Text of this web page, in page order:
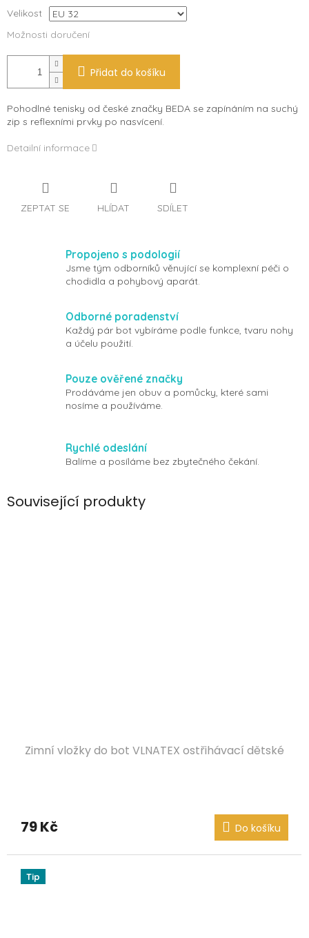
Velikost
Možnosti doručení
Přidat do košíku
Pohodlné tenisky od české značky BEDA se zapínáním na suchý
zip s reflexními prvky po nasvícení.
Detailní informace
ZEPTAT SE HLÍDAT SDÍLET
Propojeno s podologií
Jsme tým odborníků věnující se komplexní péči o
chodidla a pohybový aparát.
Odborné poradenství
Každý pár bot vybíráme podle funkce, tvaru nohy
a účelu použití.
Pouze ověřené značky
Prodáváme jen obuv a pomůcky, které sami
nosíme a používáme.
Rychlé odeslání
Balíme a posíláme bez zbytečného čekání.
Související produkty
Zimní vložky do bot VLNATEX ostřihávací dětské
79 Kč Do košíku
Tip